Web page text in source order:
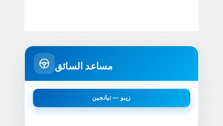
مساعد السائق
زيبو — تيانجين